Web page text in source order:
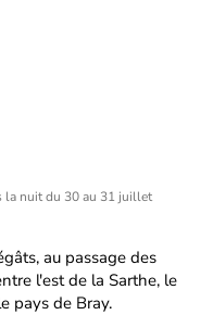
la nuit du 30 au 31 juillet
au passage des
l'est de la Sarthe, le
pays de Bray.